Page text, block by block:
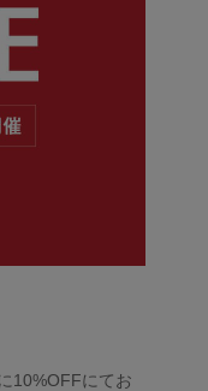
10%OFFにてお